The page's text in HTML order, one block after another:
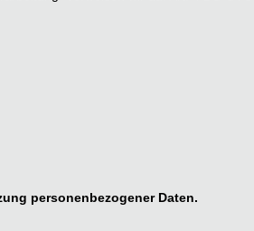
personenbezogener Daten.